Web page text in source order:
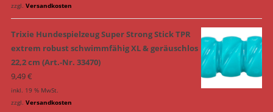
zzgl. Versandkosten
Trixie Hundespielzeug Super Strong Stick TPR
extrem robust schwimmfähig XL & geräuschlos
22,2 cm (Art.-Nr. 33470)
9,49€
inkl. 19 % MwSt.
zzgl. Versandkosten